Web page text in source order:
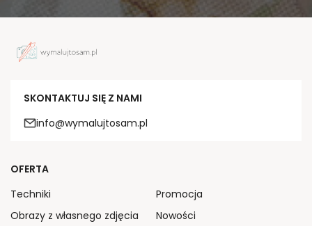
SKONTAKTUJ SIĘ Z NAMI
info@wymalujtosam.pl
OFERTA
Techniki
Obrazy z własnego zdjęcia
Promocja
Nowości